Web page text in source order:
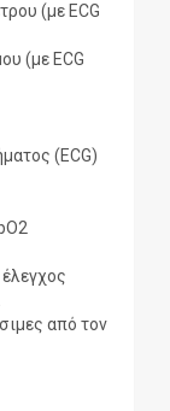
(με ECG
(με ECG
(ECG)
από τον